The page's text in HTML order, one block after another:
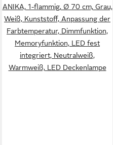
ANIKA, 1-flammig, Ø 70 cm, Grau,
Weiß, Kunststoff, Anpassung der
Farbtemperatur, Dimmfunktion,
Memoryfunktion, LED fest
integriert, Neutralweiß,
Warmweiß, LED Deckenlampe